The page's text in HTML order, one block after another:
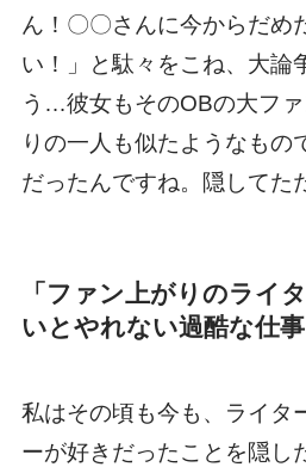
ん！〇〇さんに今からだめ
い！」と駄々をこね、大論
う…彼女もそのOBの大フ
りの一人も似たようなもの
だったんですね。隠してた
「ファン上がりのライ
いとやれない過酷な仕事
私はその頃も今も、ライタ
ーが好きだったことを隠し